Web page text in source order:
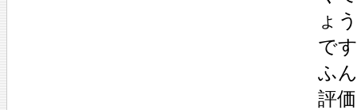
ょ
で
ふ
評